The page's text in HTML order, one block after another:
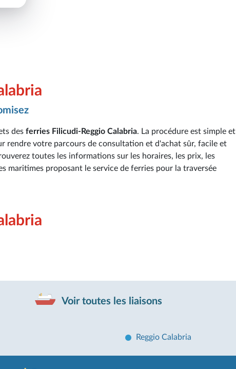
des ferries Filicudi-Reggio Calabria. La procédure est simple et
rendre votre parcours de consultation et d'achat sûr, facile et
toutes les informations sur les horaires, les prix, les
maritimes proposant le service de ferries pour la traversée
Voir toutes les liaisons
Reggio Calabria